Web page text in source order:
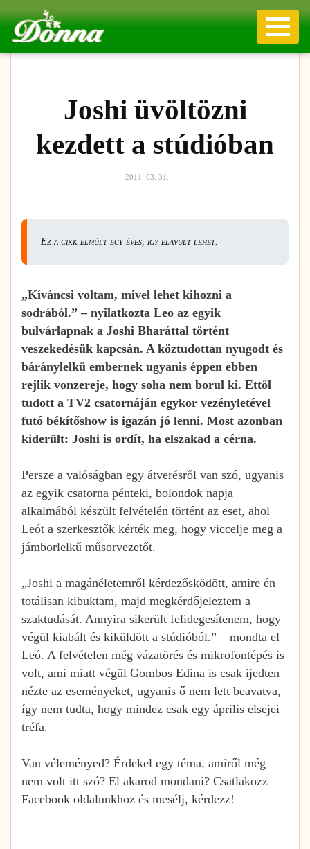
Joshi üvöltözni
kezdett a stúdióban
2011. 03. 31.
Ez a cikk elmúlt egy éves, így elavult lehet.
„Kíváncsi voltam, mivel lehet kihozni a
sodrából.” – nyilatkozta Leo az egyik
bulvárlapnak a Joshi Bharáttal történt
veszekedésük kapcsán. A köztudottan nyugodt és
báránylelkű embernek ugyanis éppen ebben
rejlik vonzereje, hogy soha nem borul ki. Ettől
tudott a TV2 csatornáján egykor vezényletével
futó békítőshow is igazán jó lenni. Most azonban
kiderült: Joshi is ordít, ha elszakad a cérna.
Persze a valóságban egy átverésről van szó, ugyanis
az egyik csatorna pénteki, bolondok napja
alkalmából készült felvételén történt az eset, ahol
Leót a szerkesztők kérték meg, hogy viccelje meg a
jámborlelkű műsorvezetőt.
„Joshi a magánéletemről kérdezősködött, amire én
totálisan kibuktam, majd megkérdőjeleztem a
szaktudását. Annyira sikerült felidegesítenem, hogy
végül kiabált és kiküldött a stúdióból.” – mondta el
Leó. A felvételen még vázatörés és mikrofontépés is
volt, ami miatt végül Gombos Edina is csak ijedten
nézte az eseményeket, ugyanis ő nem lett beavatva,
így nem tudta, hogy mindez csak egy április elsejei
tréfa.
Van véleményed? Érdekel egy téma, amiről még
nem volt itt szó? El akarod mondani? Csatlakozz
Facebook oldalunkhoz és mesélj, kérdezz!